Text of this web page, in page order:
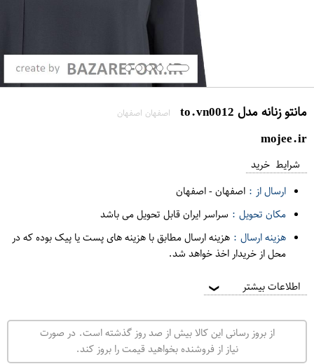
مانتو زنانه مدل to.vn0012 اصفهان اصفهان
mojee.ir
شرایط خرید
ارسال از : اصفهان-اصفهان
مکان تحویل : سراسر ایران قابل تحویل می باشد
هزینه ارسال : هزینه ارسال مطابق با هزینه های پست یا پیک بوده که در
محل از خریدار اخذ خواهد شد.
اطلاعات بیشتر ❯
از بروز رسانی این کالا بیش از صد روز گذشته است. در صورت
نیاز از فروشنده بخواهید قیمت را بروز کند.